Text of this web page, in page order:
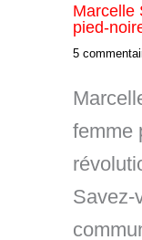
Marcelle
pied-
5
femme
Savez-